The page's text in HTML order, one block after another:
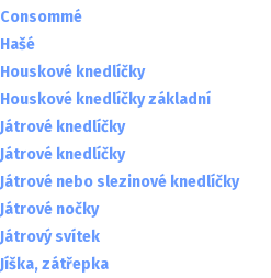
Consommé
Hašé
Houskové knedlíčky
Houskové knedlíčky základní
Játrové knedlíčky
Játrové knedlíčky
Játrové nebo slezinové knedlíčky
Játrové nočky
Játrový svítek
Jíška, zátřepka